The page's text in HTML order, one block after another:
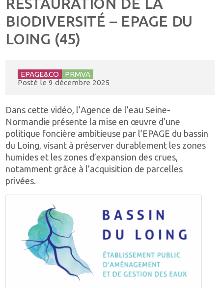
RESTAURATION DE LA
BIODIVERSITÉ – EPAGE DU
LOING (45)
EPAGE&CO
PRMVA
Posté le 9 décembre 2025
Dans cette vidéo, l’Agence de l’eau Seine-
Normandie présente la mise en œuvre d’une
politique foncière ambitieuse par l’EPAGE du bassin
du Loing, visant à préserver durablement les zones
humides et les zones d’expansion des crues,
notamment grâce à l’acquisition de parcelles
privées.